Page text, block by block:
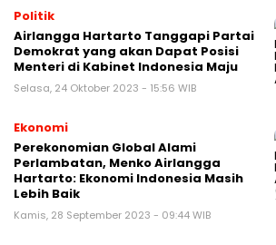
Politik
Airlangga Hartarto Tanggapi Partai
Demokrat yang akan Dapat Posisi
Menteri di Kabinet Indonesia Maju
Selasa, 24 Oktober 2023 - 15:56 WIB
Ekonomi
Perekonomian Global Alami
Perlambatan, Menko Airlangga
Hartarto: Ekonomi Indonesia Masih
Lebih Baik
Kamis, 28 September 2023 - 09:44 WIB